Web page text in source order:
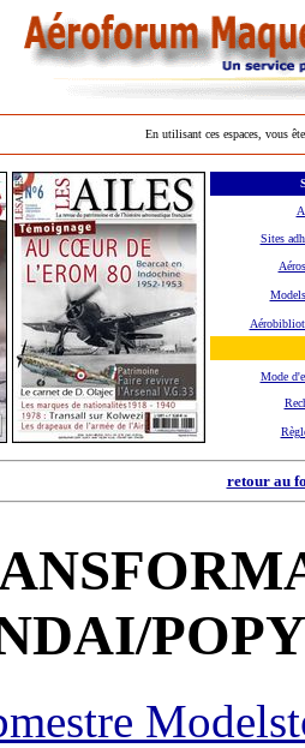
En utilisant ces espaces, vous
Sites
Mode
retour au